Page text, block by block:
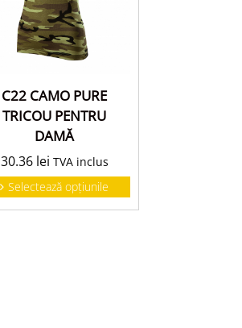
C22 CAMO PURE
TRICOU PENTRU
DAMĂ
30.36 lei TVA inclus
Selectează opțiunile